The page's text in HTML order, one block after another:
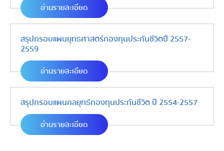
อ่านรายละเอียด
สรุปกรอบแผนยุทธศาสตร์กองทุนประกันชีวิตปี 2557-
2559
อ่านรายละเอียด
สรุปกรอบแผนกลยุทธ์กองทุนประกันชีวิต ปี 2554-2557
อ่านรายละเอียด